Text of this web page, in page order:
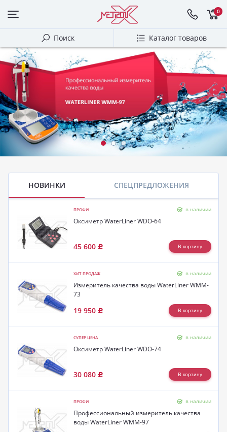
0
Поиск Каталог товаров
НОВИНКИ СПЕЦПРЕДЛОЖЕНИЯ
ПРОФИ в наличии
Оксиметр WaterLiner WDO-64
45 600 Р
ХИТ ПРОДАЖ в наличии
Измеритель качества воды WaterLiner WMM-
73
19 950 Р
СУПЕР ЦЕНА в наличии
Оксиметр WaterLiner WDO-74
30 080 Р
ПРОФИ в наличии
Профессиональный измеритель качества
воды WaterLiner WMM-97